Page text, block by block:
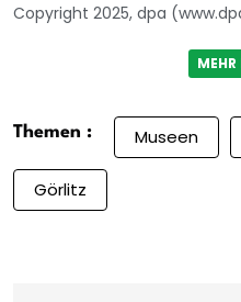
Copyright 2025, dpa
MEHR
Themen : Museen
Görlitz